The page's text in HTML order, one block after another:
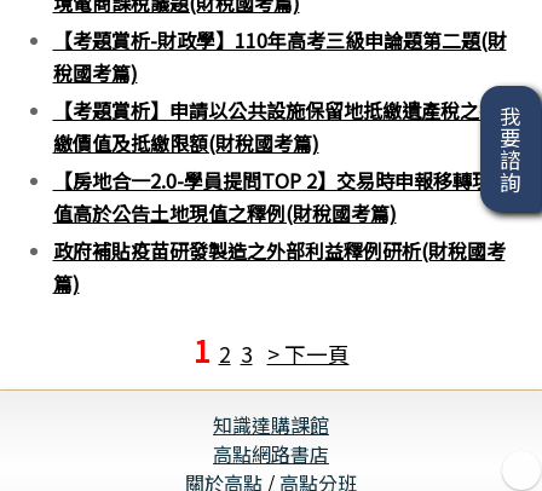
【考題賞析-財政學】110年高考三級申論題第二題(財
稅國考篇)
【考題賞析】申請以公共設施保留地抵繳遺產稅之抵
繳價值及抵繳限額(財稅國考篇)
【房地合一2.0-學員提問TOP 2】交易時申報移轉現
值高於公告土地現值之釋例(財稅國考篇)
政府補貼疫苗研發製造之外部利益釋例研析(財稅國考
篇)
1 2 3 > 下一頁
我要諮詢
知識達購課館
高點網路書店
關於高點 / 高點分班